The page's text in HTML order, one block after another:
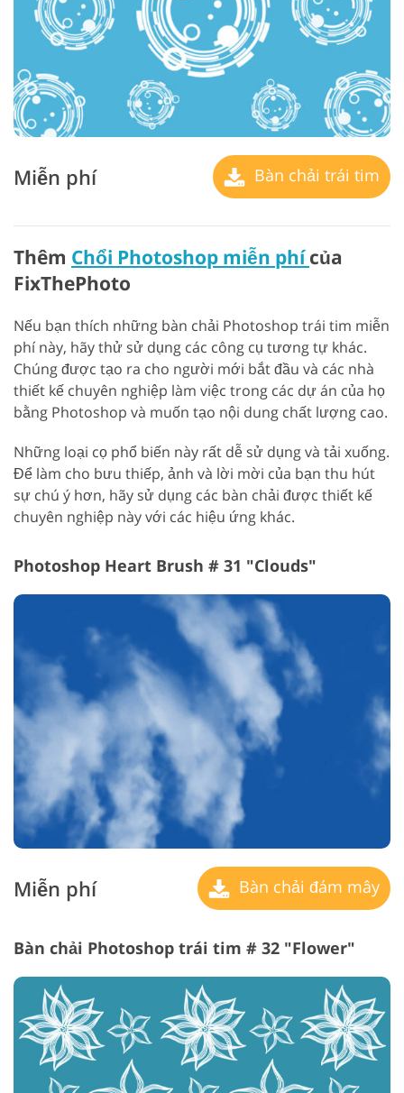
Miễn phí Bàn chải trái tim
Thêm Chổi Photoshop miễn phícủa
FixThePhoto
Nếu bạn thích những bàn chải Photoshop trái tim miễn
phí này, hãy thử sử dụng các công cụ tương tự khác.
Chúng được tạo ra cho người mới bắt đầu và các nhà
thiết kế chuyên nghiệp làm việc trong các dự án của họ
bằng Photoshop và muốn tạo nội dung chất lượng cao.
Những loại cọ phổ biến này rất dễ sử dụng và tải xuống.
Để làm cho bưu thiếp, ảnh và lời mời của bạn thu hút
sự chú ý hơn, hãy sử dụng các bàn chải được thiết kế
chuyên nghiệp này với các hiệu ứng khác.
Photoshop Heart Brush # 31 "Clouds"
Miễn phí Bàn chải đám mây
Bàn chải Photoshop trái tim # 32 "Flower"